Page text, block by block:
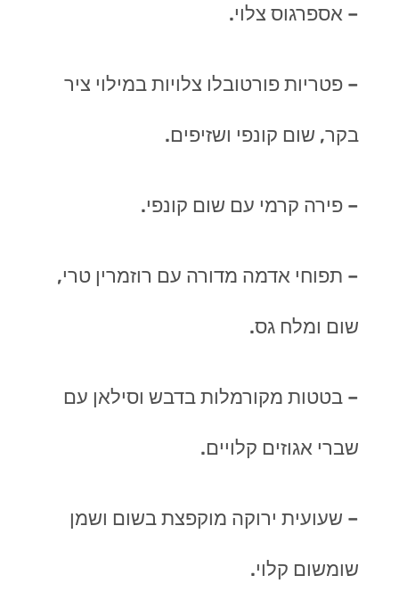
– אספרגוס צלוי.
– פטריות פורטובלו צלויות במילוי ציר
בקר, שום קונפי ושזיפים.
– פירה קרמי עם שום קונפי.
– תפוחי אדמה מדורה עם רוזמרין טרי,
שום ומלח גס.
– בטטות מקורמלות בדבש וסילאן עם
שברי אגוזים קלויים.
– שעועית ירוקה מוקפצת בשום ושמן
שומשום קלוי.